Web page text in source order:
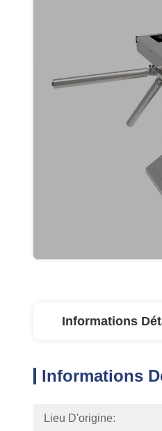
Informations
Informations
Lieu D'origine: